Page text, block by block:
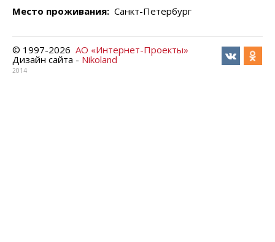
Место проживания: Санкт-Петербург
© 1997-2026 АО «Интернет-Проекты»
Дизайн сайта - Nikoland
2014